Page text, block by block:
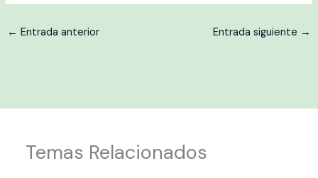
← Entrada anterior Entrada siguiente →
Temas Relacionados